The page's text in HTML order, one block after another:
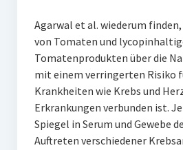
Agarwal et al. wiederum
von Tomaten und
Tomatenprodukten über die
mit einem verringerten Risiko
Krankheiten wie Krebs und
Erkrankungen verbunden ist.
Spiegel in Serum und Gewebe
Auftreten verschiedener